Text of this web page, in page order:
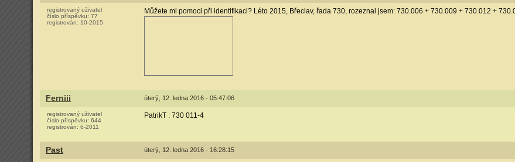
registrovaný uživatel
číslo příspěvku: 77
registrován: 10-2015
Můžete mi pomoci při identifikaci? Léto 2015, Břeclav, řada 730, rozeznal jsem: 730.006 + 730.009 + 730.012 +
Ferniii úterý, 12. ledna 2016 - 05:47:06
registrovaný uživatel
číslo příspěvku: 644
registrován: 6-2011
PatrikT : 730 011-4
Past úterý, 12. ledna 2016 - 16:28:15